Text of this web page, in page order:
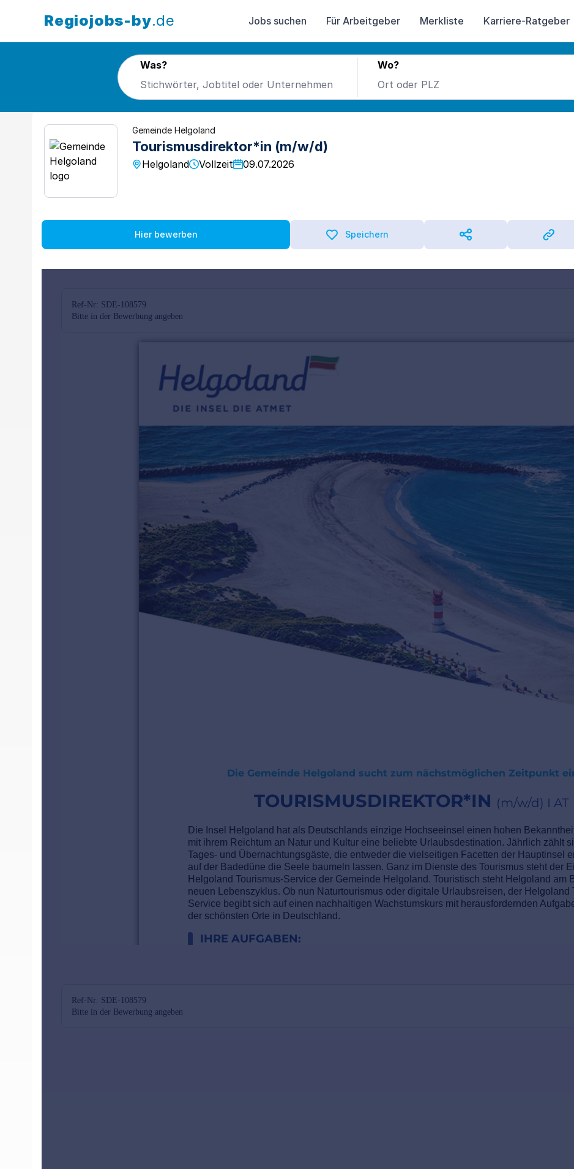
Regiojobs-by.de Jobs suchen Für Arbeitgeber Merkliste Karriere-Ratgeber
Was? Wo?
Gemeinde Helgoland
Tourismusdirektor*in (m/w/d)
Helgoland Vollzeit 09.07.2026
Hier bewerben Speichern